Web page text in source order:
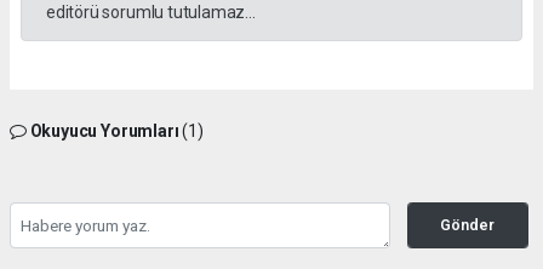
editörü sorumlu tutulamaz...
Okuyucu Yorumları(1)
Gönder